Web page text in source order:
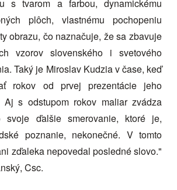
s tvarom a farbou, dynamickému
plôch, vlastnému pochopeniu
obrazu, čo naznačuje, že sa zbavuje
vzorov slovenského i svetového
Taký je Miroslav Kudzia v čase, keď
rokov od prvej prezentácie jeho
Aj s odstupom rokov maliar zvádza
svoje ďalšie smerovanie, ktoré je,
poznanie, nekonečné. V tomto
zďaleka nepovedal posledné slovo."
Csc.